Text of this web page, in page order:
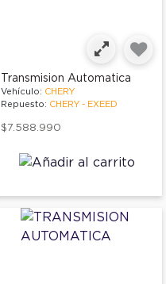
Transmision Automatica
Vehículo: CHERY
Repuesto: CHERY - EXEED
$7.588.990